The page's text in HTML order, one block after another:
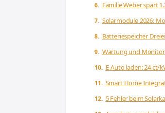
Familie Weber spart
Solarmodule 2026:
Batteriespeicher
Wartung und
E-Auto laden: 24 ct/
Smart Home
5 Fehler beim